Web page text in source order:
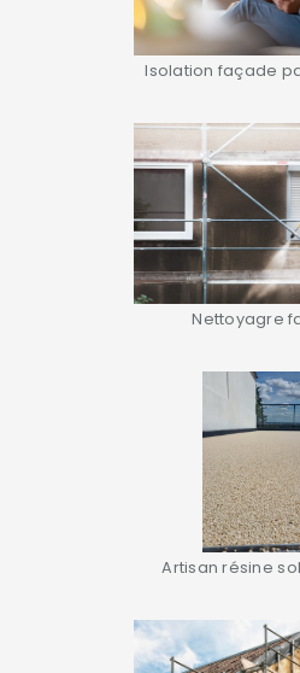
Isolation façade
Nettoyagre
Artisan résine